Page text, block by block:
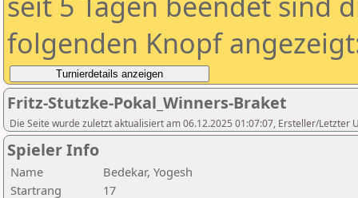
folgenden Knopf
Fritz-Stutzke-Pokal_Winners-Braket
Die Seite wurde zuletzt aktualisiert am 06.12.2025 01:07:07, Ersteller/Letzter
Spieler Info
Name
Bedekar, Yogesh
Startrang
17